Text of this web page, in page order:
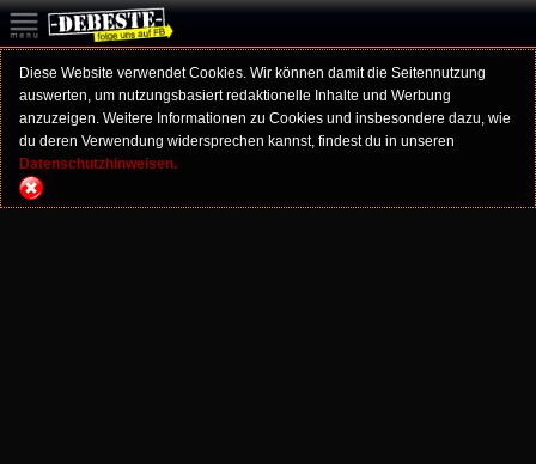
Diese Website verwendet Cookies. Wir können damit die Seitennutzung
auswerten, um nutzungsbasiert redaktionelle Inhalte und Werbung
anzuzeigen. Weitere Informationen zu Cookies und insbesondere dazu, wie
du deren Verwendung widersprechen kannst, findest du in unseren
Datenschutzhinweisen.